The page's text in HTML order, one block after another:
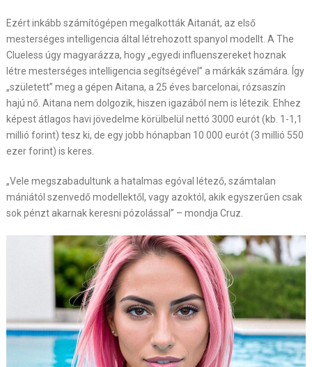
Ezért inkább számítógépen megalkották Aitanát, az első
mesterséges intelligencia által létrehozott spanyol modellt. A The
Clueless úgy magyarázza, hogy „egyedi influenszereket hoznak
létre mesterséges intelligencia segítségével” a márkák számára. Így
„született” meg a gépen Aitana, a 25 éves barcelonai, rózsaszín
hajú nő. Aitana nem dolgozik, hiszen igazából nem is létezik. Ehhez
képest átlagos havi jövedelme körülbelül nettó 3000 eurót (kb. 1-1,1
millió forint) tesz ki, de egy jobb hónapban 10 000 eurót (3 millió 550
ezer forint) is keres.
„Vele megszabadultunk a hatalmas egóval létező, számtalan
mániától szenvedő modellektől, vagy azoktól, akik egyszerűen csak
sok pénzt akarnak keresni pózolással” – mondja Cruz.